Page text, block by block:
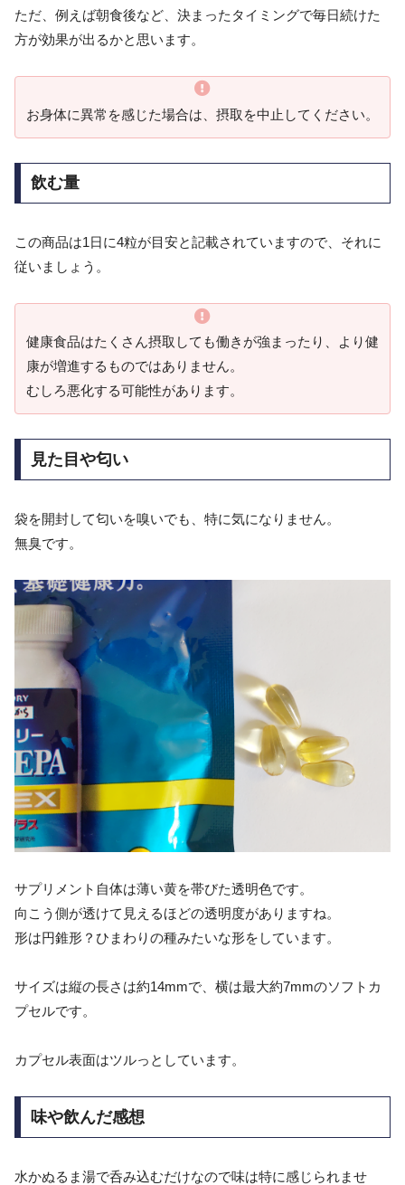
ただ、例えば朝食後など、決まったタイミングで毎日続けた
方が効果が出るかと思います。
お身体に異常を感じた場合は、摂取を中止してください。
飲む量
この商品は1日に4粒が目安と記載されていますので、それに
従いましょう。
健康食品はたくさん摂取しても働きが強まったり、より健
康が増進するものではありません。
むしろ悪化する可能性があります。
見た目や匂い
袋を開封して匂いを嗅いでも、特に気になりません。
無臭です。
サプリメント自体は薄い黄を帯びた透明色です。
向こう側が透けて見えるほどの透明度がありますね。
形は円錐形？ひまわりの種みたいな形をしています。
サイズは縦の長さは約14mmで、横は最大約7mmのソフトカ
プセルです。
カプセル表面はツルっとしています。
味や飲んだ感想
水かぬるま湯で呑み込むだけなので味は特に感じられませ